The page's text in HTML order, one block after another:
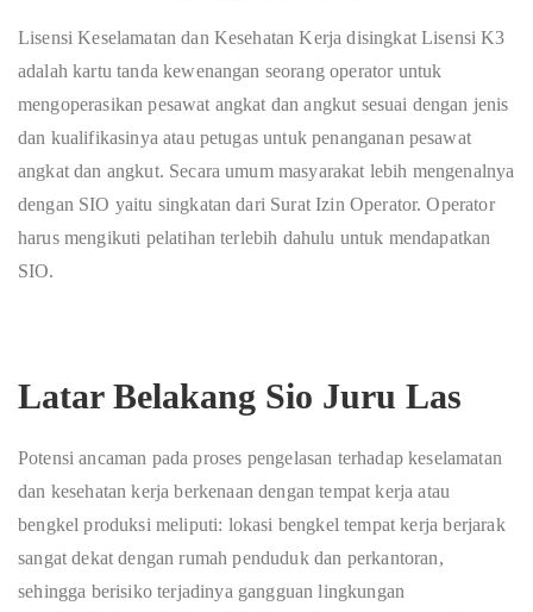
Lisensi Keselamatan dan Kesehatan Kerja disingkat Lisensi K3
adalah kartu tanda kewenangan seorang operator untuk
mengoperasikan pesawat angkat dan angkut sesuai dengan jenis
dan kualifikasinya atau petugas untuk penanganan pesawat
angkat dan angkut. Secara umum masyarakat lebih mengenalnya
dengan SIO yaitu singkatan dari Surat Izin Operator. Operator
harus mengikuti pelatihan terlebih dahulu untuk mendapatkan
SIO.
Latar Belakang Sio Juru Las
Potensi ancaman pada proses pengelasan terhadap keselamatan
dan kesehatan kerja berkenaan dengan tempat kerja atau
bengkel produksi meliputi: lokasi bengkel tempat kerja berjarak
sangat dekat dengan rumah penduduk dan perkantoran,
sehingga berisiko terjadinya gangguan lingkungan